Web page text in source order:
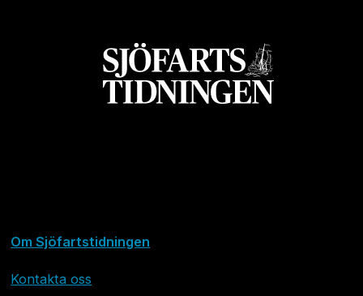
Om Sjöfartstidningen
Kontakta oss